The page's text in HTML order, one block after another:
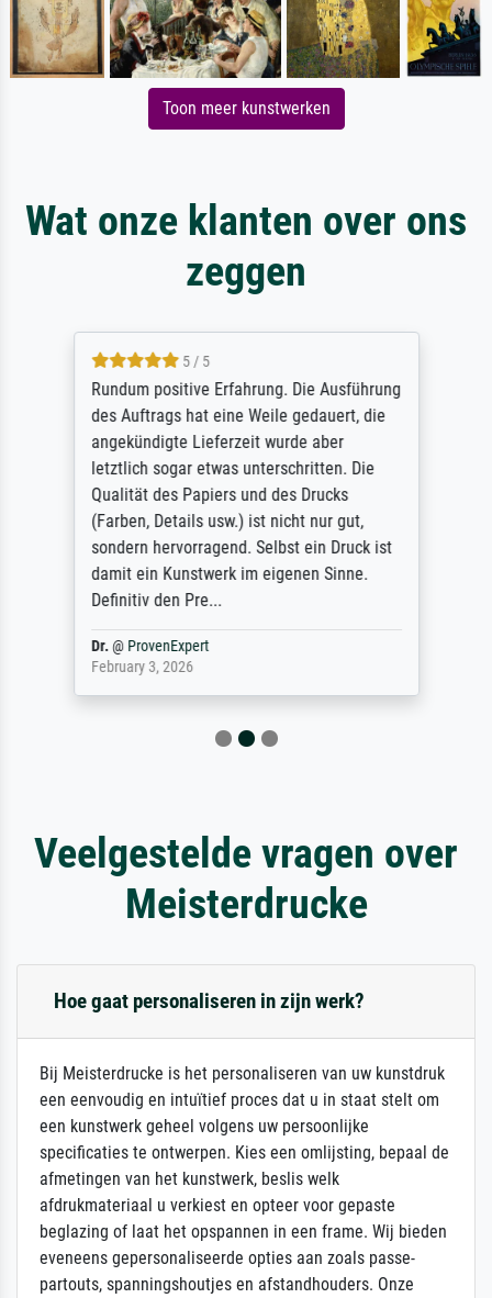
Toon meer kunstwerken
Wat onze klanten over ons
zeggen
5 / 5
Rundum positive Erfahrung. Die Ausführung
des Auftrags hat eine Weile gedauert, die
angekündigte Lieferzeit wurde aber
letztlich sogar etwas unterschritten. Die
Qualität des Papiers und des Drucks
(Farben, Details usw.) ist nicht nur gut,
sondern hervorragend. Selbst ein Druck ist
damit ein Kunstwerk im eigenen Sinne.
Definitiv den Pre...
Dr.@ ProvenExpert
February 3, 2026
Veelgestelde vragen over
Meisterdrucke
Hoe gaat personaliseren in zijn werk?
Bij Meisterdrucke is het personaliseren van uw kunstdruk
een eenvoudig en intuïtief proces dat u in staat stelt om
een kunstwerk geheel volgens uw persoonlijke
specificaties te ontwerpen. Kies een omlijsting, bepaal de
afmetingen van het kunstwerk, beslis welk
afdrukmateriaal u verkiest en opteer voor gepaste
beglazing of laat het opspannen in een frame. Wij bieden
eveneens gepersonaliseerde opties aan zoals passe-
partouts, spanningshoutjes en afstandhouders. Onze